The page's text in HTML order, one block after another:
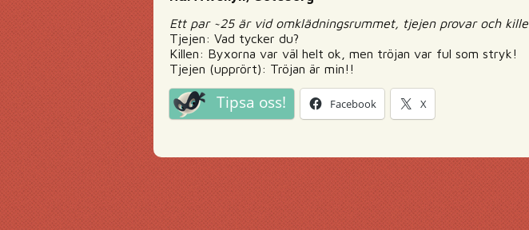
Ett par ~25 är vid omklädningsrummet, tjejen provar och
Tjejen: Vad tycker du?
Killen: Byxorna var väl helt ok, men tröjan var ful som stryk!
Tjejen (upprört): Tröjan är min!!
Tipsa oss! Facebook X